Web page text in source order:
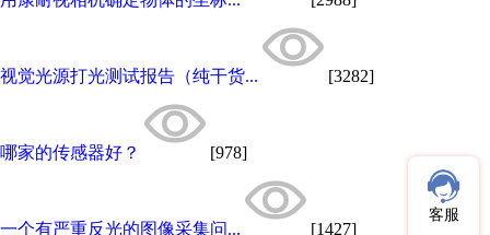
视觉光源打光测试报告（纯干货... [3282]
哪家的传感器好？ [978]
一个有严重反光的图像采集问... [1427]
客服